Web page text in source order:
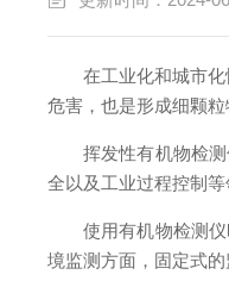
在工业化和城市化快
危害，也是形成细颗
挥发性有机物检测仪
全以及工业过程控制等
使用有机物检测仪时
境监测方面，固定式